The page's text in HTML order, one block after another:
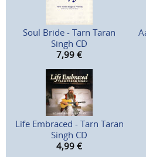
Soul Bride - Tarn Taran
Singh CD
7,99 €
Life Embraced - Tarn Taran
Singh CD
4,99 €